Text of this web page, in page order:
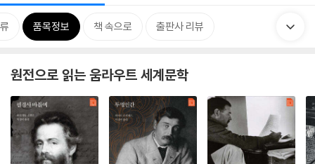
품목정보 책 속으로 출판사 리뷰
원전으로 읽는 움라우트 세계문학